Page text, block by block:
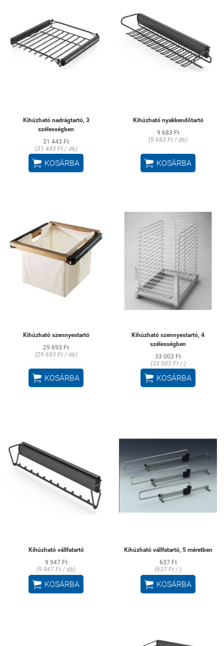
Kihúzható nadrágtartó, 3
szélességben
31 443 Ft
(31 443 Ft / db)
 KOSÁRBA
Kihúzható nyakkendőtartó
9 683 Ft
(9 683 Ft / db)
 KOSÁRBA
Kihúzható szennyestartó
29 693 Ft
(29 693 Ft / db)
 KOSÁRBA
Kihúzható szennyestartó, 4
szélességben
33 003 Ft
(33 003 Ft / )
 KOSÁRBA
Kihúzható vállfatartó
9 947 Ft
(9 947 Ft / db)
 KOSÁRBA
Kihúzható vállfatartó, 5 méretben
637 Ft
(637 Ft / )
 KOSÁRBA